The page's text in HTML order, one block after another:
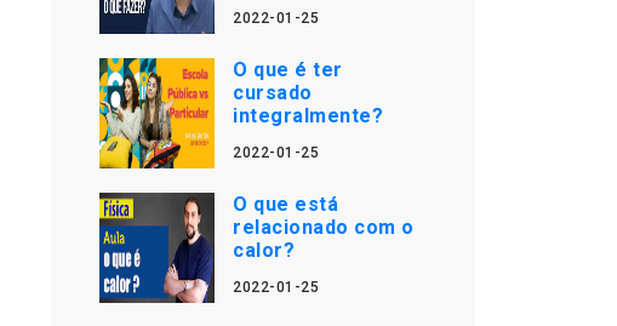
2022-01-25
O que é ter
cursado
integralmente?
2022-01-25
O que está
relacionado com o
calor?
2022-01-25